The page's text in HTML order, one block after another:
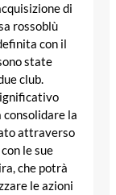
di
rossoblù
con il
state
club.
consolidare la
attraverso
le sue
che potrà
le azioni